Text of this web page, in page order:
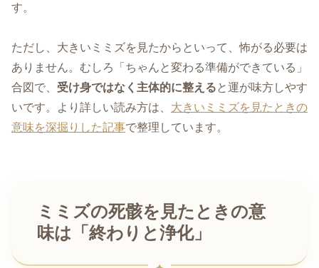
す。
ただし、大きいミミズを見たからといって、怖がる必要は
ありません。むしろ「ちゃんと変わる準備ができている」
合図で、 受け身ではなく主体的に整えると運が味方しやす
いです。より詳しい読み方は、 大きいミミズを見たときの
意味を深掘りした記事で整理しています。
ミミズの死骸を見たときの意
味は「終わりと浄化」